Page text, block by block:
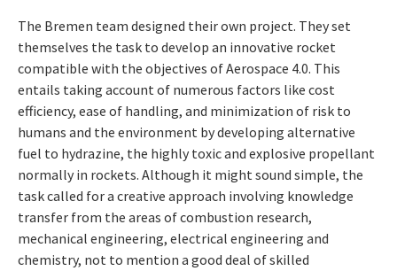
The Bremen team designed their own project. They set
themselves the task to develop an innovative rocket
compatible with the objectives of Aerospace 4.0. This
entails taking account of numerous factors like cost
efficiency, ease of handling, and minimization of risk to
humans and the environment by developing alternative
fuel to hydrazine, the highly toxic and explosive propellant
normally in rockets. Although it might sound simple, the
task called for a creative approach involving knowledge
transfer from the areas of combustion research,
mechanical engineering, electrical engineering and
chemistry, not to mention a good deal of skilled